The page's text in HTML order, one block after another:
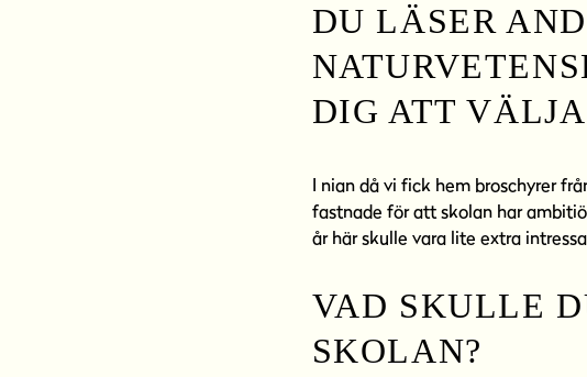
DU LÄSER
DIG ATT
I nian då vi fick hem broschyrer
fastnade för att skolan har
år här skulle vara lite extra
VAD SKULLE
SKOLAN?